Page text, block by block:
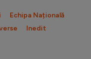
Echipa Națională
Inedit